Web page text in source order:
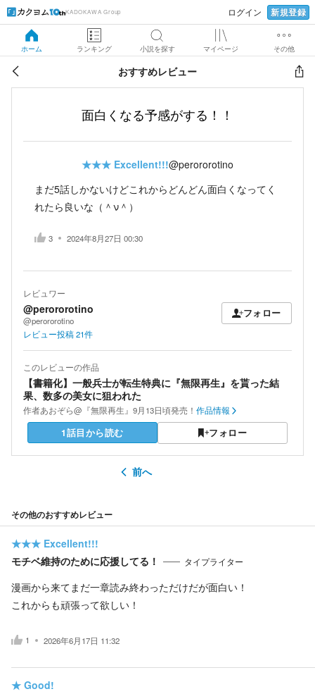
KADOKAWA Group ログイン 新規登録
ホーム ランキング 小説を探す マイページ その他
おすすめレビュー
面白くなる予感がする！！
★★★ Excellent!!!@perororotino
まだ5話しかないけどこれからどんどん面白くなってく
れたら良いな（＾ν＾）
3 2024年8月27日 00:30
レビュワー
@perororotino
@perororotino
フォロー
レビュー投稿21件
このレビューの作品
【書籍化】一般兵士が転生特典に『無限再生』を貰った結
果、数多の美女に狙われた
作者あおぞら@『無限再生』9月13日頃発売！ 作品情報
1話目から読む フォロー
前へ
その他のおすすめレビュー
★★★ Excellent!!!
モチベ維持のために応援してる！
タイプライター
漫画から来てまだ一章読み終わっただけだが面白い！
これからも頑張って欲しい！
1 2026年6月17日 11:32
★ Good!